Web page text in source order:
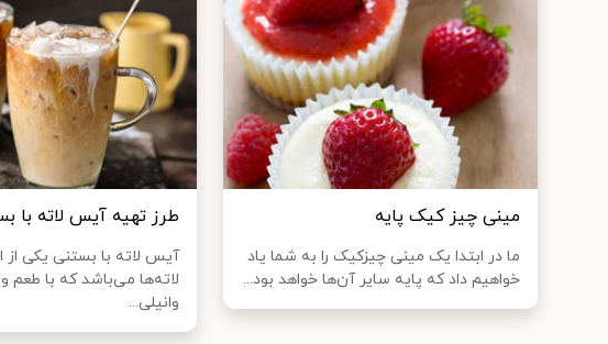
مینی چیز کیک پایه
ما در ابتدا یک مینی چیزکیک را به شما یاد
خواهیم داد که پایه سایر آن‌ها خواهد بود...
طرز تهیه آیس لاته با
آیس لاته با بستنی یکی از
لاته‌ها می‌باشد که با طعم
وانیلی...